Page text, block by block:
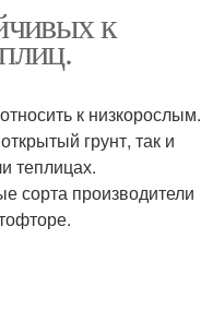
Устойчивые сорта
Низкорослые сорта
к
к низкорослым.
грунт, так и
теплицах.
сорта производители